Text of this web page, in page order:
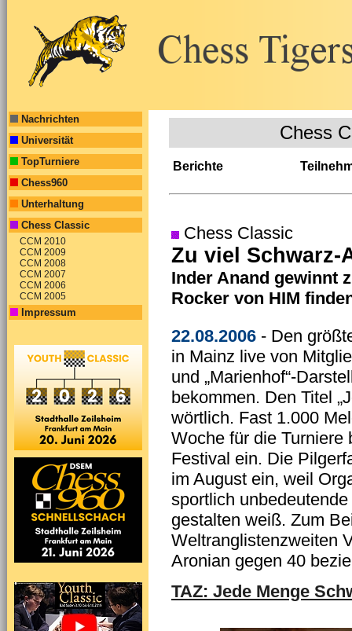
Nachrichten
Universität
TopTurniere
Chess960
Unterhaltung
Chess Classic
CCM 2010
CCM 2009
CCM 2008
CCM 2007
CCM 2006
CCM 2005
Impressum
Chess
Berichte
Chess Classic
Zu viel Schwarz-
Inder Anand gewinnt
Rocker von HIM
22.08.2006 - Den
in Mainz live von
und „Marienhof“-
bekommen. Den Titel
wörtlich. Fast 1.000
Woche für die
Festival ein. Die
im August ein, weil
sportlich
gestalten weiß. Zum
Weltranglistenzweiten
Aronian gegen 40
TAZ: Jede Menge